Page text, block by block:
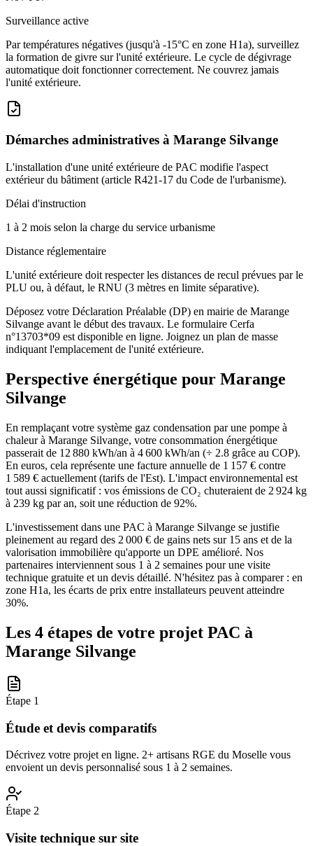
Surveillance active
Par températures négatives (jusqu'à -15°C en zone H1a), surveillez
la formation de givre sur l'unité extérieure. Le cycle de dégivrage
automatique doit fonctionner correctement. Ne couvrez jamais
l'unité extérieure.
Démarches administratives à Marange Silvange
L'installation d'une unité extérieure de PAC modifie l'aspect
extérieur du bâtiment (article R421-17 du Code de l'urbanisme).
Délai d'instruction
1 à 2 mois selon la charge du service urbanisme
Distance réglementaire
L'unité extérieure doit respecter les distances de recul prévues par le
PLU ou, à défaut, le RNU (3 mètres en limite séparative).
Déposez votre Déclaration Préalable (DP) en mairie de Marange
Silvange avant le début des travaux. Le formulaire Cerfa
n°13703*09 est disponible en ligne. Joignez un plan de masse
indiquant l'emplacement de l'unité extérieure.
Perspective énergétique pour Marange
Silvange
En remplaçant votre système gaz condensation par une pompe à
chaleur à Marange Silvange, votre consommation énergétique
passerait de 12 880 kWh/an à 4 600 kWh/an (÷ 2.8 grâce au COP).
En euros, cela représente une facture annuelle de 1 157 € contre
1 589 € actuellement (tarifs de l'Est). L'impact environnemental est
tout aussi significatif : vos émissions de CO₂ chuteraient de 2 924 kg
à 239 kg par an, soit une réduction de 92%.
L'investissement dans une PAC à Marange Silvange se justifie
pleinement au regard des 2 000 € de gains nets sur 15 ans et de la
valorisation immobilière qu'apporte un DPE amélioré. Nos
partenaires interviennent sous 1 à 2 semaines pour une visite
technique gratuite et un devis détaillé. N'hésitez pas à comparer : en
zone H1a, les écarts de prix entre installateurs peuvent atteindre
30%.
Les 4 étapes de votre projet PAC à
Marange Silvange
Étape 1
Étude et devis comparatifs
Décrivez votre projet en ligne. 2+ artisans RGE du Moselle vous
envoient un devis personnalisé sous 1 à 2 semaines.
Étape 2
Visite technique sur site